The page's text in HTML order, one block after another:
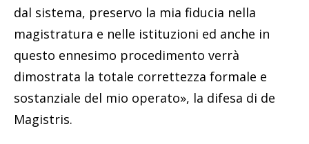
dal sistema, preservo la mia fiducia nella
magistratura e nelle istituzioni ed anche in
questo ennesimo procedimento verrà
dimostrata la totale correttezza formale e
sostanziale del mio operato», la difesa di de
Magistris.